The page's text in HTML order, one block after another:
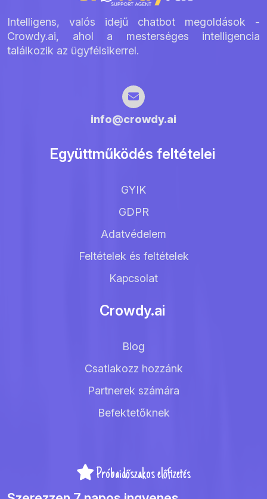
Intelligens, valós idejű chatbot megoldások -
Crowdy.ai, ahol a mesterséges intelligencia
találkozik az ügyfélsikerrel.
info@crowdy.ai
Együttműködés feltételei
GYIK
GDPR
Adatvédelem
Feltételek és feltételek
Kapcsolat
Crowdy.ai
Blog
Csatlakozz hozzánk
Partnerek számára
Befektetőknek
Próbaidőszakos előfizetés